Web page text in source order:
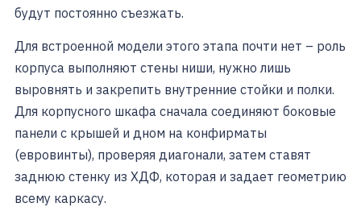
будут постоянно съезжать.
Для встроенной модели этого этапа почти нет – роль
корпуса выполняют стены ниши, нужно лишь
выровнять и закрепить внутренние стойки и полки.
Для корпусного шкафа сначала соединяют боковые
панели с крышей и дном на конфирматы
(евровинты), проверяя диагонали, затем ставят
заднюю стенку из ХДФ, которая и задает геометрию
всему каркасу.